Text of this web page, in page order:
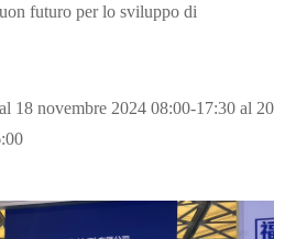
futuro per lo sviluppo di
18 novembre 2024 08:00-17:30 al 20